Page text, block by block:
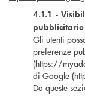
4.1.1 -
pubblicitarie
Gli utenti
preferenze
(https://
di Google (
Da queste